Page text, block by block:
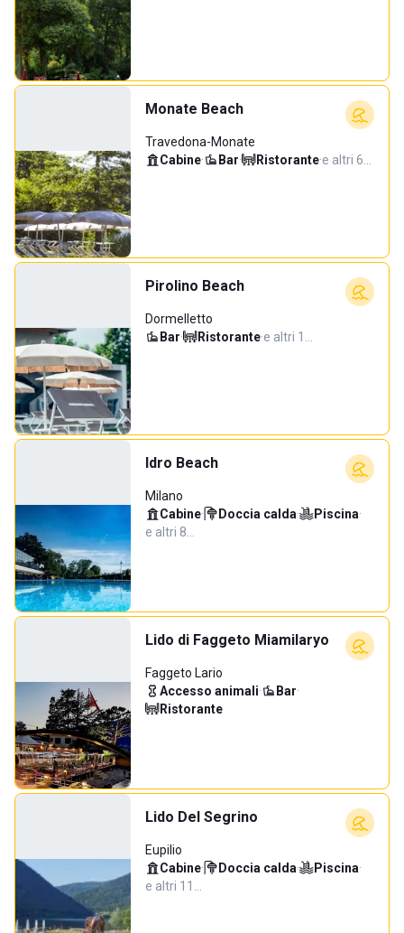
Monate Beach
Travedona-Monate
Cabine· Bar· Ristorante·e altri 6…
Pirolino Beach
Dormelletto
Bar· Ristorante·e altri 1…
Idro Beach
Milano
Cabine· Doccia calda· Piscina·
e altri 8…
Lido di Faggeto Miamilaryo
Faggeto Lario
Accesso animali· Bar·
Ristorante
Lido Del Segrino
Eupilio
Cabine· Doccia calda· Piscina·
e altri 11…